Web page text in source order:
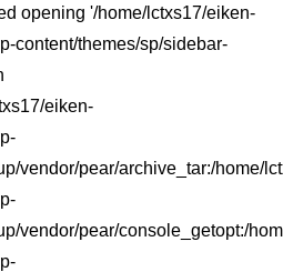
opening '/home/lctxs17/eiken-
content/themes/sp/sidebar-
eiken-
vendor/pear/archive_tar:/home/
vendor/pear/console_getopt:/